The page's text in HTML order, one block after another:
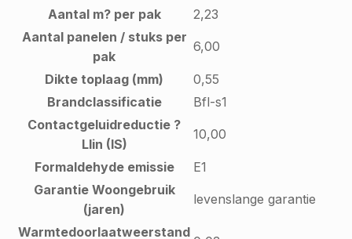
Aantal m? per pak
2,23
Aantal panelen / stuks per
pak
6,00
Dikte toplaag (mm)
0,55
Brandclassificatie
Bfl-s1
Contactgeluidreductie ?
Llin (IS)
10,00
Formaldehyde emissie
E1
Garantie Woongebruik
(jaren)
levenslange garantie
Warmtedoorlaatweerstand